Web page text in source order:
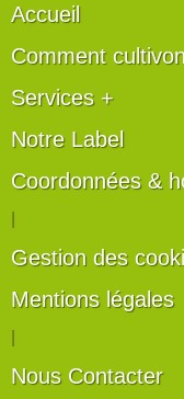
Accueil
Comment
Services +
Notre Label
Coordonnées &
Gestion des
Mentions légales
Nous Contacter